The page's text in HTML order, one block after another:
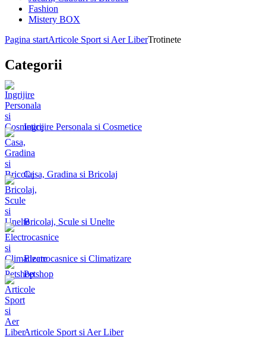
Fashion
Mistery BOX
Pagina startArticole Sport si Aer LiberTrotinete
Categorii
Ingrijire Personala si Cosmetice
Casa, Gradina si Bricolaj
Bricolaj, Scule si Unelte
Electrocasnice si Climatizare
Petshop
Articole Sport si Aer Liber